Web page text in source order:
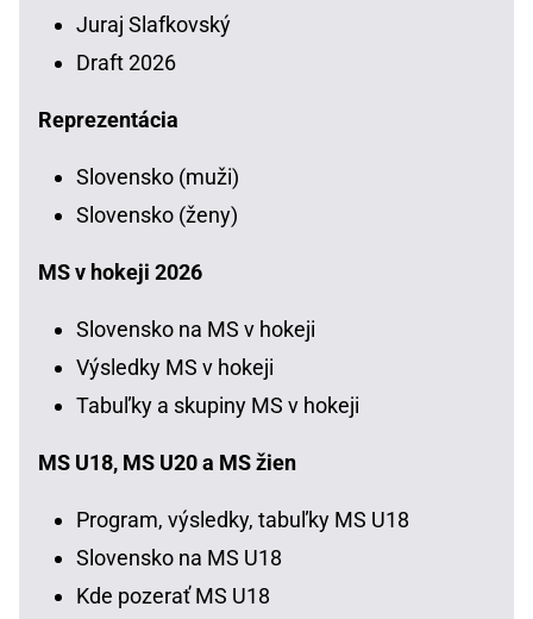
Juraj Slafkovský
Draft 2026
Reprezentácia
Slovensko (muži)
Slovensko (ženy)
MS v hokeji 2026
Slovensko na MS v hokeji
Výsledky MS v hokeji
Tabuľky a skupiny MS v hokeji
MS U18, MS U20 a MS žien
Program, výsledky, tabuľky MS U18
Slovensko na MS U18
Kde pozerať MS U18